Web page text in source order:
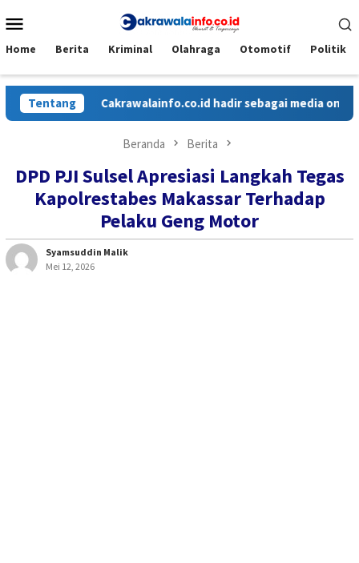
ke
Mobile
Home Berita Kriminal Olahraga Otomotif Politik
TentangCakrawalainfo.co.id hadir sebagai media online
Beranda Berita
DPD PJI Sulsel Apresiasi Langkah Tegas
Kapolrestabes Makassar Terhadap
Pelaku Geng Motor
Syamsuddin Malik
Mei 12, 2026